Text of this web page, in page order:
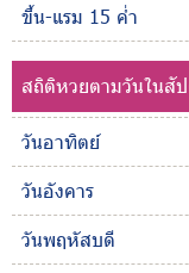
ขึ้น-แรม 15 ค่ำ
สถิติหวยตามวันในสั
วันอาทิตย์
วันอังคาร
วันพฤหัสบดี